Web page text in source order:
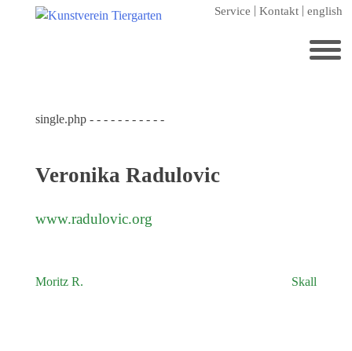
Service Kontakt english
Startseite
Förderer
Jahresgaben
single.php - - - - - - - - - - -
Veronika Radulovic
www.radulovic.org
Beitragsnavigation
Moritz R. Skall